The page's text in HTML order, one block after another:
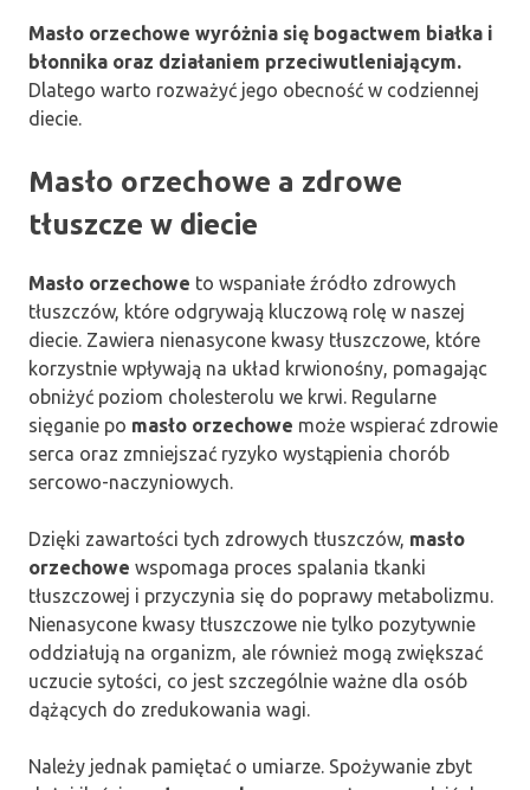
Masło orzechowe wyróżnia się bogactwem białka i
błonnika oraz działaniem przeciwutleniającym.
Dlatego warto rozważyć jego obecność w codziennej
diecie.
Masło orzechowe a zdrowe
tłuszcze w diecie
Masło orzechowe to wspaniałe źródło zdrowych
tłuszczów, które odgrywają kluczową rolę w naszej
diecie. Zawiera nienasycone kwasy tłuszczowe, które
korzystnie wpływają na układ krwionośny, pomagając
obniżyć poziom cholesterolu we krwi. Regularne
sięganie po masło orzechowe może wspierać zdrowie
serca oraz zmniejszać ryzyko wystąpienia chorób
sercowo-naczyniowych.
Dzięki zawartości tych zdrowych tłuszczów, masło
orzechowe wspomaga proces spalania tkanki
tłuszczowej i przyczynia się do poprawy metabolizmu.
Nienasycone kwasy tłuszczowe nie tylko pozytywnie
oddziałują na organizm, ale również mogą zwiększać
uczucie sytości, co jest szczególnie ważne dla osób
dążących do zredukowania wagi.
Należy jednak pamiętać o umiarze. Spożywanie zbyt